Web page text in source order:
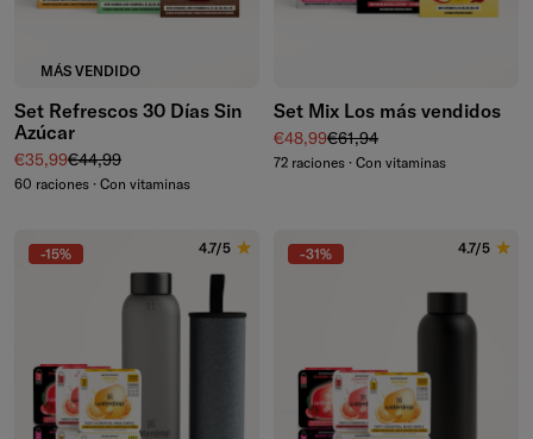
MÁS VENDIDO
Set Refrescos 30 Días Sin
Azúcar
Precio de venta
€35,99Precio normal
€44,99
60 raciones · Con vitaminas
Set Mix Los más vendidos
Precio de venta
€48,99Precio normal
€61,94
72 raciones · Con vitaminas
-15% 4.7/5 -31% 4.7/5